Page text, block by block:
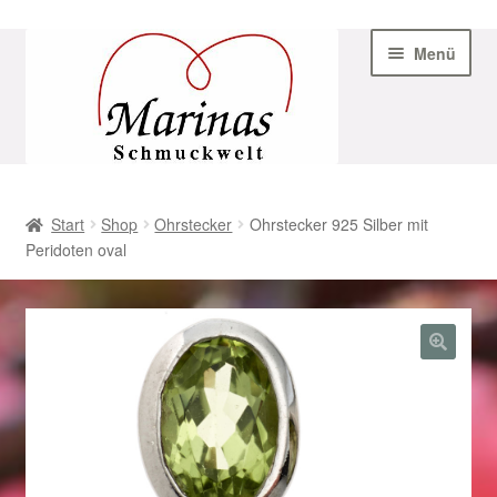
Navigation
Menü
AGB
Beispiel-Seite
Datenschutz
Geschenke zu Ostern 2023
Geschenke zu Ostern 2024
Start Shop Ohrstecker
Ohrstecker 925 Silber mit
Peridoten oval